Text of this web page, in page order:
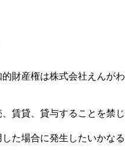
財産権は株式会社えんが
賃貸、貸与することを禁
た場合に発生したいかな